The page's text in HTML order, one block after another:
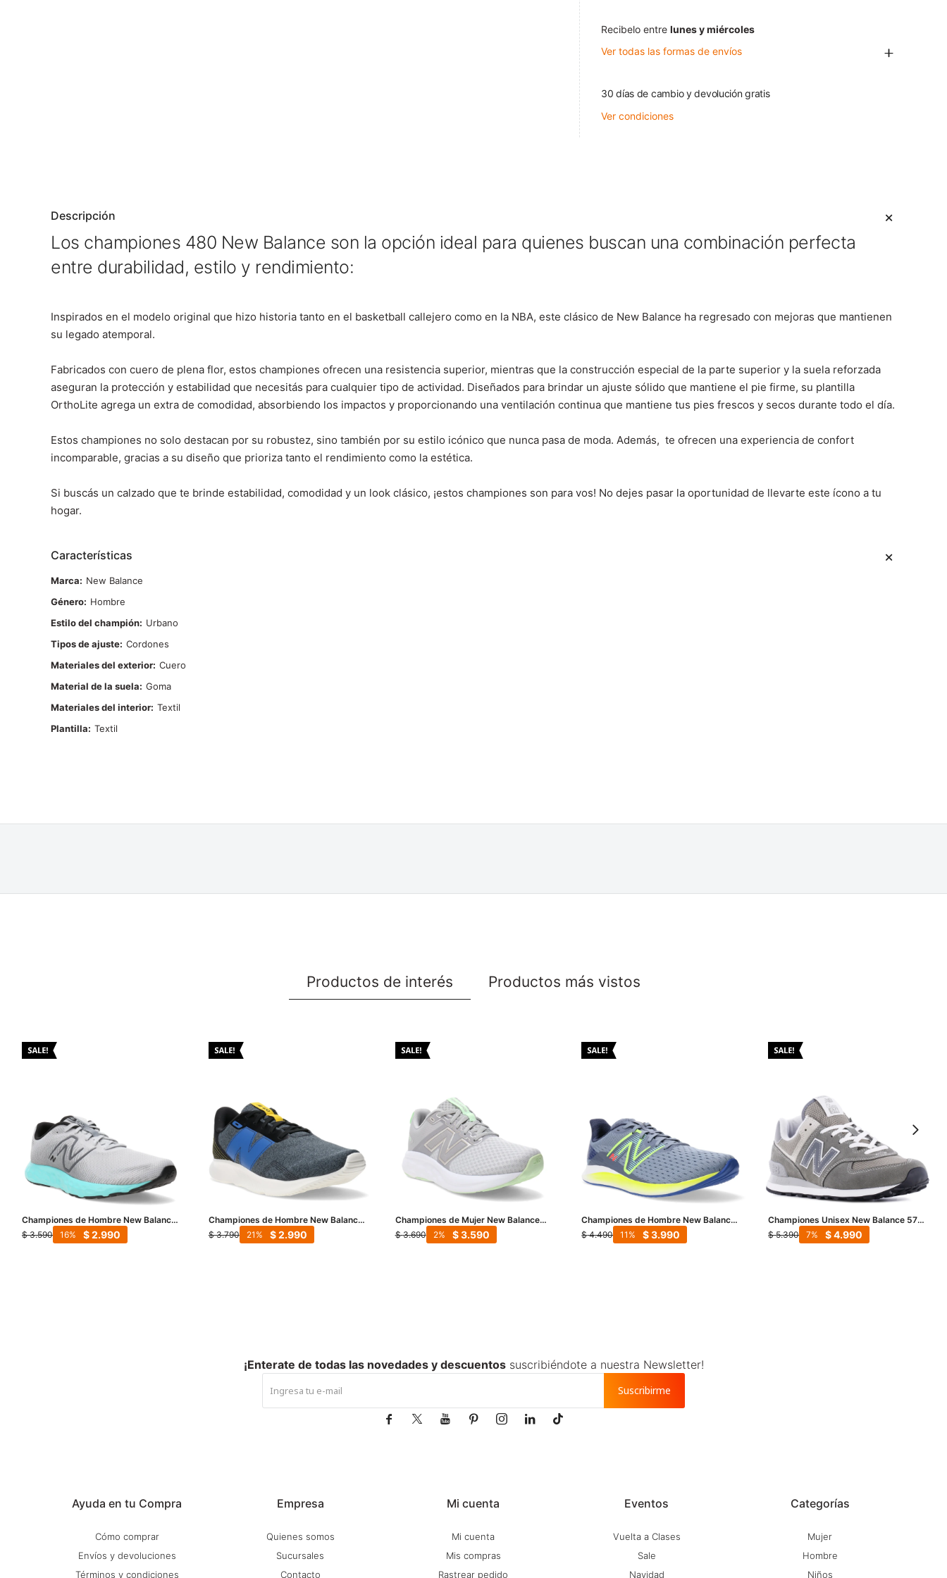
Recibelo entre lunes y miércoles
Ver todas las formas de envíos
30 días de cambio y devolución gratis
Ver condiciones
Descripción
Los championes 480 New Balance son la opción ideal para quienes buscan una combinación perfecta
entre durabilidad, estilo y rendimiento:
Inspirados en el modelo original que hizo historia tanto en el basketball callejero como en la NBA, este clásico de New Balance ha regresado con mejoras que mantienen
su legado atemporal.
Fabricados con cuero de plena flor, estos championes ofrecen una resistencia superior, mientras que la construcción especial de la parte superior y la suela reforzada
aseguran la protección y estabilidad que necesitás para cualquier tipo de actividad. Diseñados para brindar un ajuste sólido que mantiene el pie firme, su plantilla
OrthoLite agrega un extra de comodidad, absorbiendo los impactos y proporcionando una ventilación continua que mantiene tus pies frescos y secos durante todo el día.
Estos championes no solo destacan por su robustez, sino también por su estilo icónico que nunca pasa de moda. Además, te ofrecen una experiencia de confort
incomparable, gracias a su diseño que prioriza tanto el rendimiento como la estética.
Si buscás un calzado que te brinde estabilidad, comodidad y un look clásico, ¡estos championes son para vos! No dejes pasar la oportunidad de llevarte este ícono a tu
hogar.
Características
Marca
New Balance
Género
Hombre
Estilo del champión
Urbano
Tipos de ajuste Cordones
Materiales del exterior Cuero
Material de la suela
Goma
Materiales del interior Textil
Plantilla
Textil
Productos de interés Productos más vistos
Championes de Hombre New Balance
420 V3 - Gris- Negro - Verde Agua
$ 3.590 $2.990
16
Championes de Hombre New Balance
430 V3 - Gris - Negro - Azul
$ 3.790 $2.990
21
Championes de Mujer New Balance
460 - Gris - Verde
$ 3.690 $ 3.590
2
Championes de Hombre New Balance
DynaSoft Lowky RC - Gris - Azul
$ 4.490 $3.990
11
Championes Unisex New Balance 574
- Gris
$ 5.390 $4.990
7
Ayuda en tu Compra
Cómo comprar
Envíos y devoluciones
Términos y condiciones
Empresa
Quienes somos
Sucursales
Contacto
Mi cuenta
Mi cuenta
Mis compras
Rastrear pedido
Eventos
Vuelta a Clases
Sale
Navidad
Categorías
Mujer
Hombre
Niños
¡Enterate de todas las novedades y descuentossuscribiéndote a nuestra Newsletter!
Suscribirme
      